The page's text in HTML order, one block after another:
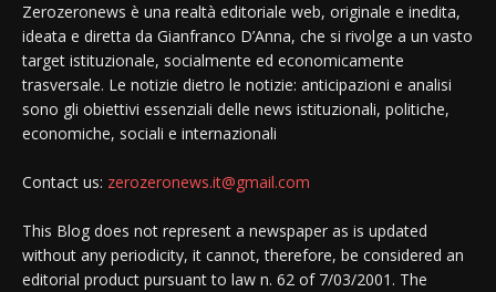
Zerozeronews è una realtà editoriale web, originale e inedita,
ideata e diretta da Gianfranco D’Anna, che si rivolge a un vasto
target istituzionale, socialmente ed economicamente
trasversale. Le notizie dietro le notizie: anticipazioni e analisi
sono gli obiettivi essenziali delle news istituzionali, politiche,
economiche, sociali e internazionali
Contact us: zerozeronews.it@gmail.com
This Blog does not represent a newspaper as is updated
without any periodicity, it cannot, therefore, be considered an
editorial product pursuant to law n. 62 of 7/03/2001. The